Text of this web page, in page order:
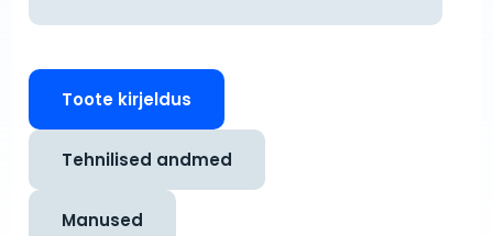
Toote kirjeldus
Tehnilised andmed
Manused